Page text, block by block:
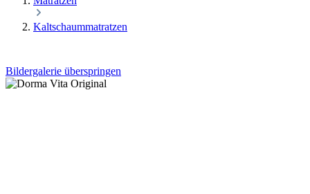
Kaltschaummatratzen
Bildergalerie überspringen